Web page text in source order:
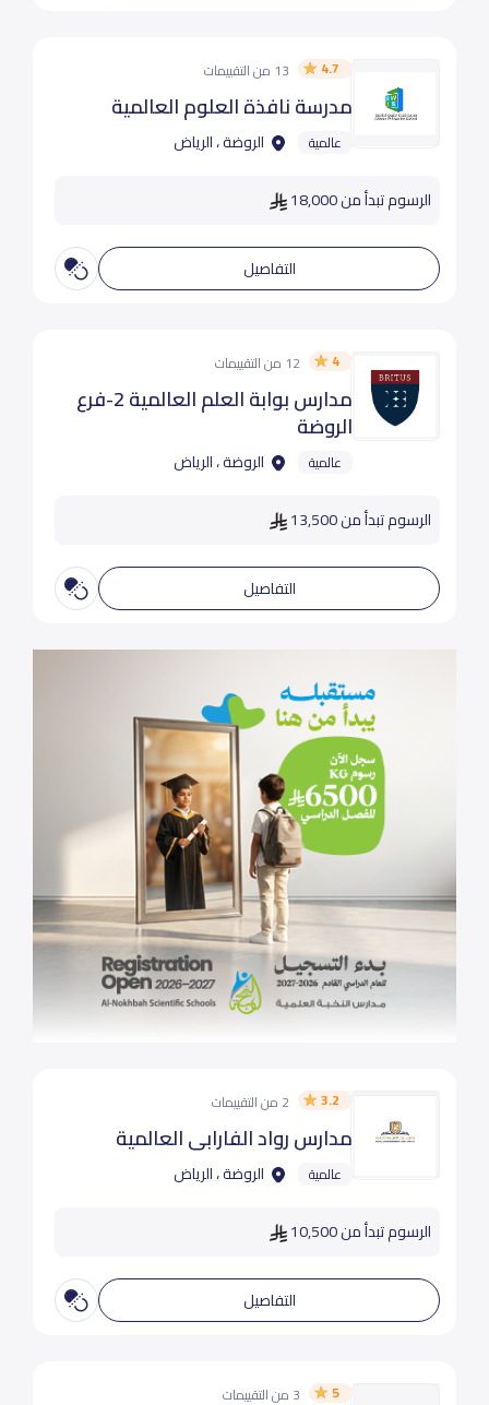
4.7 13 من التقييمات
مدرسة نافذة العلوم العالمية
عالمية الروضة ، الرياض
الرسوم تبدأ من 18,000
التفاصيل
4 12 من التقييمات
مدارس بوابة العلم العالمية 2-فرع
الروضة
عالمية الروضة ، الرياض
الرسوم تبدأ من 13,500
التفاصيل
3.2 2 من التقييمات
مدارس رواد الفارابي العالمية
عالمية الروضة ، الرياض
الرسوم تبدأ من 10,500
التفاصيل
5 3 من التقييمات